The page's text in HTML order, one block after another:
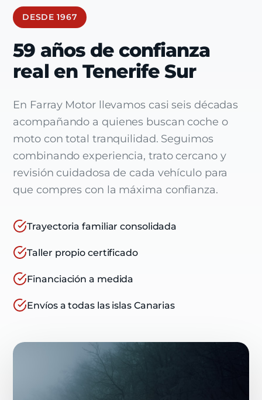
DESDE 1967
59 años de confianza
real en Tenerife Sur
En Farray Motor llevamos casi seis décadas
acompañando a quienes buscan coche o
moto con total tranquilidad. Seguimos
combinando experiencia, trato cercano y
revisión cuidadosa de cada vehículo para
que compres con la máxima confianza.
Trayectoria familiar consolidada
Taller propio certificado
Financiación a medida
Envíos a todas las islas Canarias